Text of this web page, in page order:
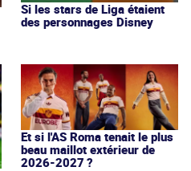
Si les stars de Liga étaient
des personnages Disney
Et si l'AS Roma tenait le plus
beau maillot extérieur de
2026-2027 ?